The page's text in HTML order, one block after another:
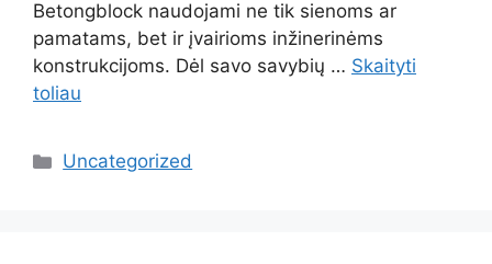
Betongblock naudojami ne tik sienoms ar
pamatams, bet ir įvairioms inžinerinėms
konstrukcijoms. Dėl savo savybių … Skaityti
toliau
Kategorijos
Uncategorized